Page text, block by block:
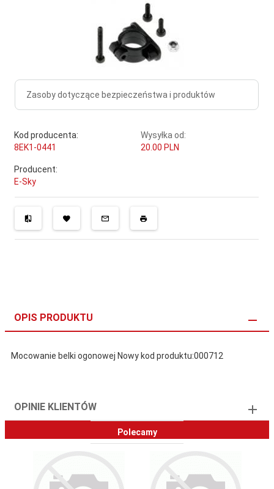
Zasoby dotyczące bezpieczeństwa i produktów
Kod producenta:
8EK1-0441
Wysyłka od:
20.00 PLN
Producent:
E-Sky
OPIS PRODUKTU
Mocowanie belki ogonowej Nowy kod produktu:000712
OPINIE KLIENTÓW
Polecamy